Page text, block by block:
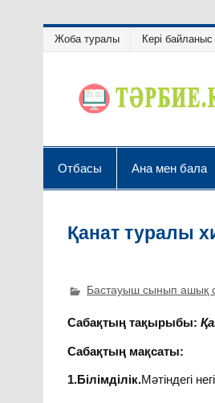
Жоба туралы Кері байланыс
Отбасы Ана мен бала
Қанат туралы
Бастауыш сынып ашық
Сабақтың тақырыбы:
Сабақтың мақсаты:
1.Білімділік.Мәтіндегі